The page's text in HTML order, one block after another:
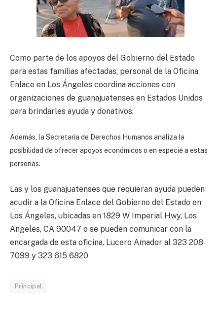
Como parte de los apoyos del Gobierno del Estado
para estas familias afectadas, personal de la Oficina
Enlace en Los Ángeles coordina acciones con
organizaciones de guanajuatenses en Estados Unidos
para brindarles ayuda y donativos.
Además, la Secretaría de Derechos Humanos analiza la
posibilidad de ofrecer apoyos económicos o en especie a estas
personas.
Las y los guanajuatenses que requieran ayuda pueden
acudir a la Oficina Enlace del Gobierno del Estado en
Los Ángeles, ubicadas en 1829 W Imperial Hwy, Los
Angeles, CA 90047 o se pueden comunicar con la
encargada de esta oficina, Lucero Amador al 323 208
7099 y 323 615 6820
Principal